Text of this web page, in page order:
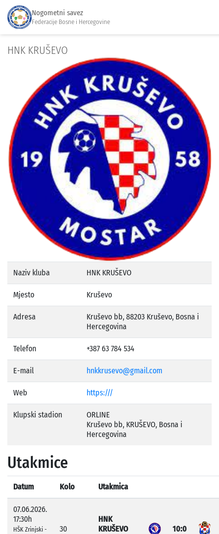
Nogometni savez
Federacije Bosne i Hercegovine
HNK KRUŠEVO
Naziv kluba HNK KRUŠEVO
Mjesto Kruševo
Adresa
Kruševo bb, 88203 Kruševo, Bosna i
Hercegovina
Telefon +387 63 784 534
E-mail hnkkrusevo@gmail.com
Web https:///
Klupski stadion
ORLINE
Kruševo bb, KRUŠEVO, Bosna i
Hercegovina
Utakmice
Datum Kolo Utakmica
07.06.2026.
17:30h
HŠK Zrinjski -
30
HNK
KRUŠEVO
10:0